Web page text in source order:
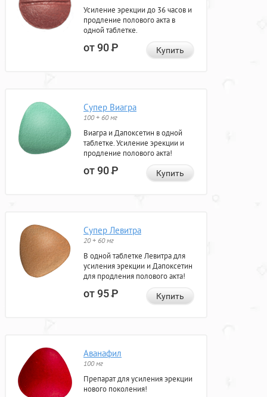
Усиление эрекции до 36 часов и
продление полового акта в
одной таблетке.
от 90Р Купить
Супер Виагра
100 + 60 мг
Виагра и Дапоксетин в одной
таблетке. Усиление эрекции и
продление полового акта!
от 90Р Купить
Супер Левитра
20 + 60 мг
В одной таблетке Левитра для
усиления эрекции и Дапоксетин
для продления полового акта!
от 95Р Купить
Аванафил
100 мг
Препарат для усиления эрекции
нового поколения!